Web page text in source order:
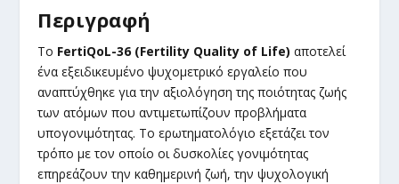
Περιγραφή
Το FertiQoL-36 (Fertility Quality of Life) αποτελεί
ένα εξειδικευμένο ψυχομετρικό εργαλείο που
αναπτύχθηκε για την αξιολόγηση της ποιότητας ζωής
των ατόμων που αντιμετωπίζουν προβλήματα
υπογονιμότητας. Το ερωτηματολόγιο εξετάζει τον
τρόπο με τον οποίο οι δυσκολίες γονιμότητας
επηρεάζουν την καθημερινή ζωή, την ψυχολογική